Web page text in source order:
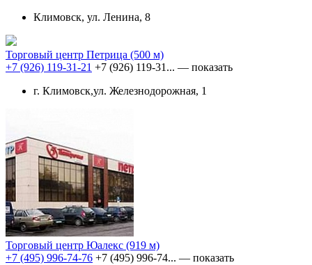
Климовск, ул. Ленина, 8
Торговый центр Петрица (500 м)
+7 (926) 119-31-21 +7 (926) 119-31... — показать
г. Климовск,ул. Железнодорожная, 1
Торговый центр Юалекс (919 м)
+7 (495) 996-74-76 +7 (495) 996-74... — показать